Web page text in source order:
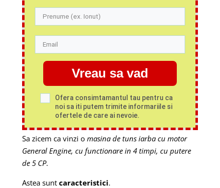
Vreau sa vad
Ofera consimtamantul tau pentru ca
noi sa iti putem trimite informariile si
ofertele de care ai nevoie.
Sa zicem ca vinzi o masina de tuns iarba cu motor
General Engine, cu functionare in 4 timpi, cu putere
de 5 CP.
Astea sunt caracteristici.